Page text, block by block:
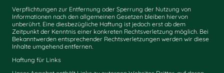
Verpflichtungen zur Entfernung oder Sperrung der Nutzung von
Informationen nach den allgemeinen Gesetzen bleiben hiervon
unberührt. Eine diesbezügliche Haftung ist jedoch erst ab dem
Zeitpunkt der Kenntnis einer konkreten Rechtsverletzung möglich. Bei
Bekanntwerden entsprechender Rechtsverletzungen werden wir diese
Inhalte umgehend entfernen.
Haftung für Links